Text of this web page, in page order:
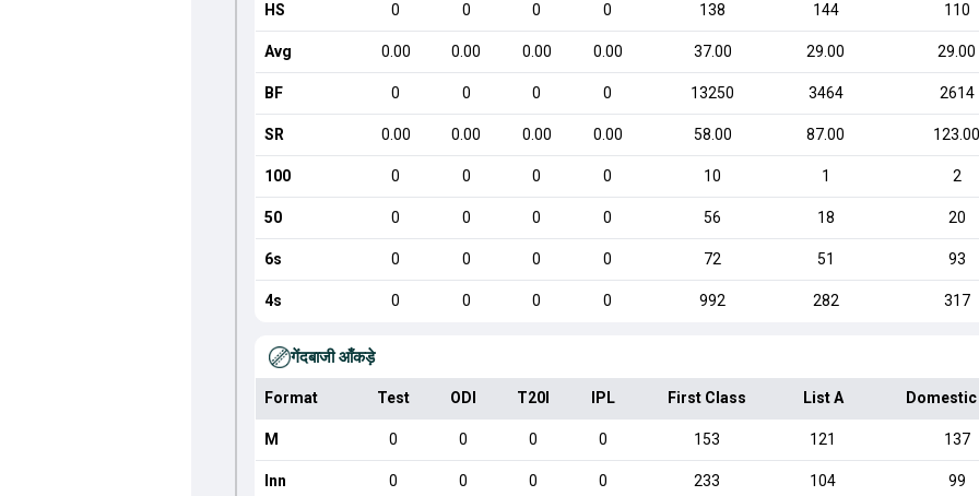
HS 0 0 0 0 138 144 110
Avg 0.00 0.00 0.00 0.00 37.00 29.00 29.00
BF 0 0 0 0 13250 3464 2614
SR 0.00 0.00 0.00 0.00 58.00 87.00
100 0 0 0 0 10 1 2
50 0 0 0 0 56 18 20
6s 0 0 0 0 72 51 93
4s 0 0 0 0 992 282 317
गेंदबाजी आँकड़े
Format Test ODI T20I IPL First Class List A
M 0 0 0 0 153 121 137
Inn 0 0 0 0 233 104 99